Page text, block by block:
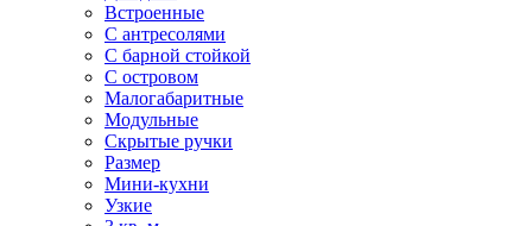
Встроенные
С антресолями
С барной стойкой
С островом
Малогабаритные
Модульные
Скрытые ручки
Размер
Мини-кухни
Узкие